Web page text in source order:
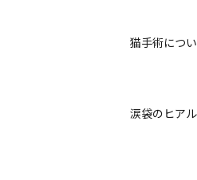
猫手術につ
涙袋のヒア